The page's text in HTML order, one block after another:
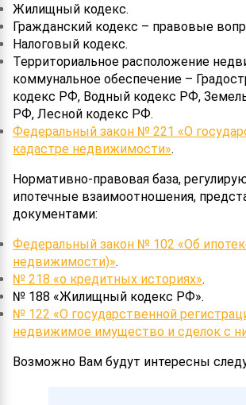
Жилищный кодекс.
Гражданский кодекс – правовые
Налоговый кодекс.
Территориальное расположение
коммунальное обеспечение –
кодекс РФ, Водный кодекс РФ,
РФ, Лесной кодекс РФ.
Федеральный закон № 221 «О
кадастре недвижимости».
Нормативно-правовая база,
ипотечные взаимоотношения,
документами:
Федеральный закон № 102 «Об
недвижимости)».
№ 218 «о кредитных историях».
№ 188 «Жилищный кодекс РФ».
№ 122 «О государственной
недвижимое имущество и сделок с
Возможно Вам будут интересны